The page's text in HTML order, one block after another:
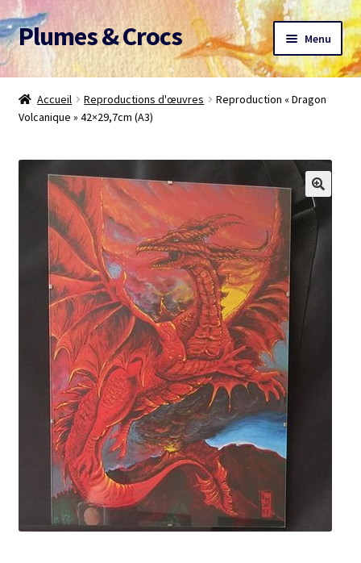
Aller
à
la
navigation
Aller
au
contenu
Plumes & Crocs Menu
Accueil
Devis gratuit
Panier
Mon compte
A propos
Me contacter
Accueil Reproductions d'œuvres
Reproduction « Dragon
Volcanique » 42×29,7cm (A3)